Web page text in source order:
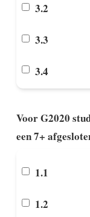
3.2
3.3
3.4
Voor G2020
een 7+
1.1
1.2